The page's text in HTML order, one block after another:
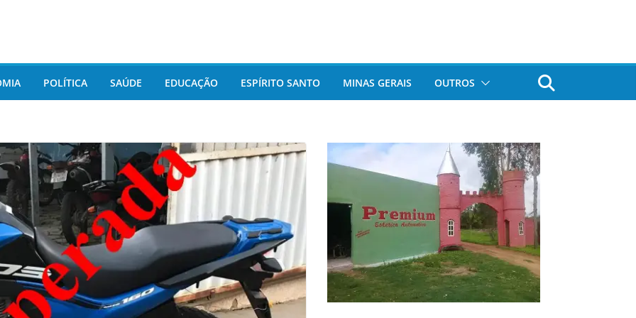
POLÍTICA SAÚDE EDUCAÇÃO ESPÍRITO SANTO MINAS GERAIS OUTROS